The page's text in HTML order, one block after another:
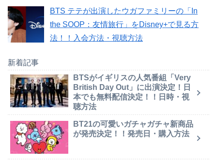
BTS テテが出演したウガファミリーの「In
the SOOP：友情旅行」をDisney+で見る方
法！！入会方法・視聴方法
新着記事
BTSがイギリスの人気番組「Very
British Day Out」に出演決定！日
本でも無料配信決定！！日時・視
聴方法
BT21の可愛いガチャガチャ新商品
が発売決定！！発売日・購入方法